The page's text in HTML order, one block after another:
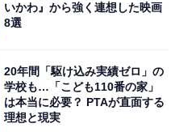
いかわ』から強く連想した映画
8選
20年間「駆け込み実績ゼロ」の
学校も…「こども110番の家」
は本当に必要？ PTAが直面する
理想と現実